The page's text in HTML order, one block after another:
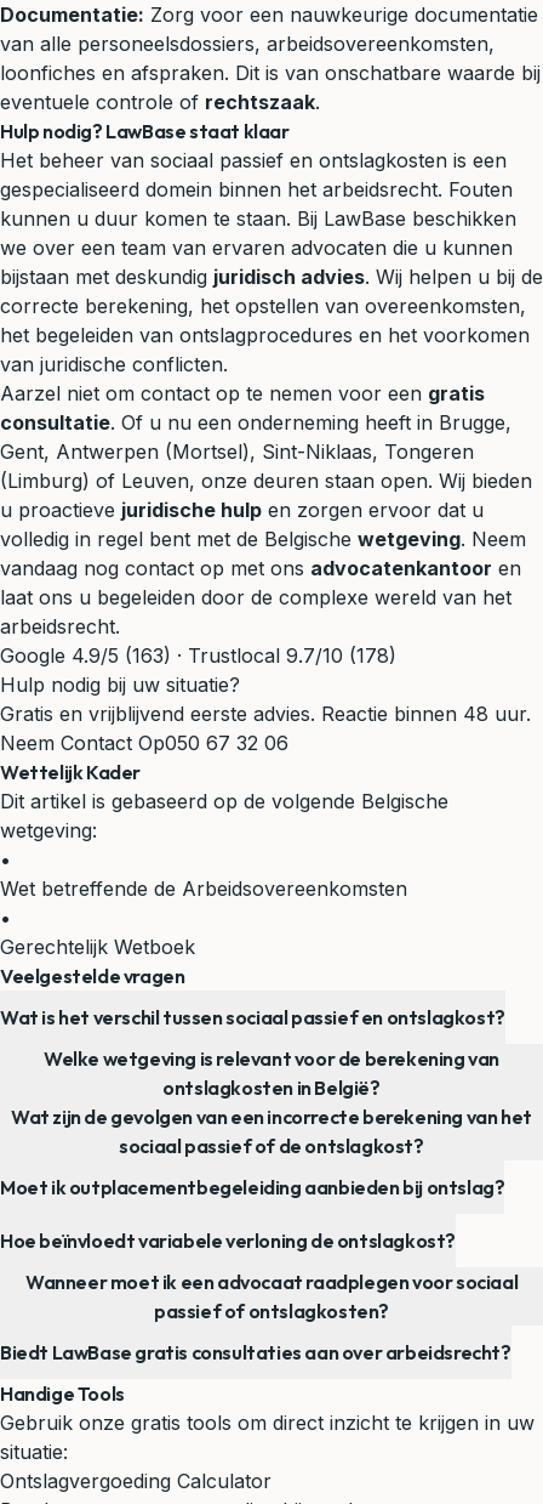
Documentatie: Zorg voor een nauwkeurige documentatie
van alle personeelsdossiers, arbeidsovereenkomsten,
loonfiches en afspraken. Dit is van onschatbare waarde bij
eventuele controle of rechtszaak.
Hulp nodig? LawBase staat klaar
Het beheer van sociaal passief en ontslagkosten is een
gespecialiseerd domein binnen het arbeidsrecht. Fouten
kunnen u duur komen te staan. Bij LawBase beschikken
we over een team van ervaren advocaten die u kunnen
bijstaan met deskundig juridisch advies. Wij helpen u bij de
correcte berekening, het opstellen van overeenkomsten,
het begeleiden van ontslagprocedures en het voorkomen
van juridische conflicten.
Aarzel niet om contact op te nemen voor een gratis
consultatie. Of u nu een onderneming heeft in Brugge,
Gent, Antwerpen (Mortsel), Sint-Niklaas, Tongeren
(Limburg) of Leuven, onze deuren staan open. Wij bieden
u proactieve juridische hulp en zorgen ervoor dat u
volledig in regel bent met de Belgische wetgeving. Neem
vandaag nog contact op met ons advocatenkantoor en
laat ons u begeleiden door de complexe wereld van het
arbeidsrecht.
Google 4.9/5 (163) · Trustlocal 9.7/10 (178)
Hulp nodig bij uw situatie?
Gratis en vrijblijvend eerste advies. Reactie binnen 48 uur.
Neem Contact Op050 67 32 06
Wettelijk Kader
Dit artikel is gebaseerd op de volgende Belgische
wetgeving:
•
Wet betreffende de Arbeidsovereenkomsten
•
Gerechtelijk Wetboek
Veelgestelde vragen
Wat is het verschil tussen sociaal passief en ontslagkost?
Welke wetgeving is relevant voor de berekening van
ontslagkosten in België?
Wat zijn de gevolgen van een incorrecte berekening van het
sociaal passief of de ontslagkost?
Moet ik outplacementbegeleiding aanbieden bij ontslag?
Hoe beïnvloedt variabele verloning de ontslagkost?
Wanneer moet ik een advocaat raadplegen voor sociaal
passief of ontslagkosten?
Biedt LawBase gratis consultaties aan over arbeidsrecht?
Handige Tools
Gebruik onze gratis tools om direct inzicht te krijgen in uw
situatie:
Ontslagvergoeding Calculator